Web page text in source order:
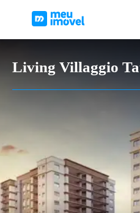
Living Villaggio